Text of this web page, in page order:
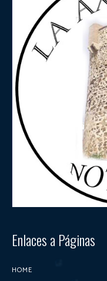
Enlaces a Páginas
HOME